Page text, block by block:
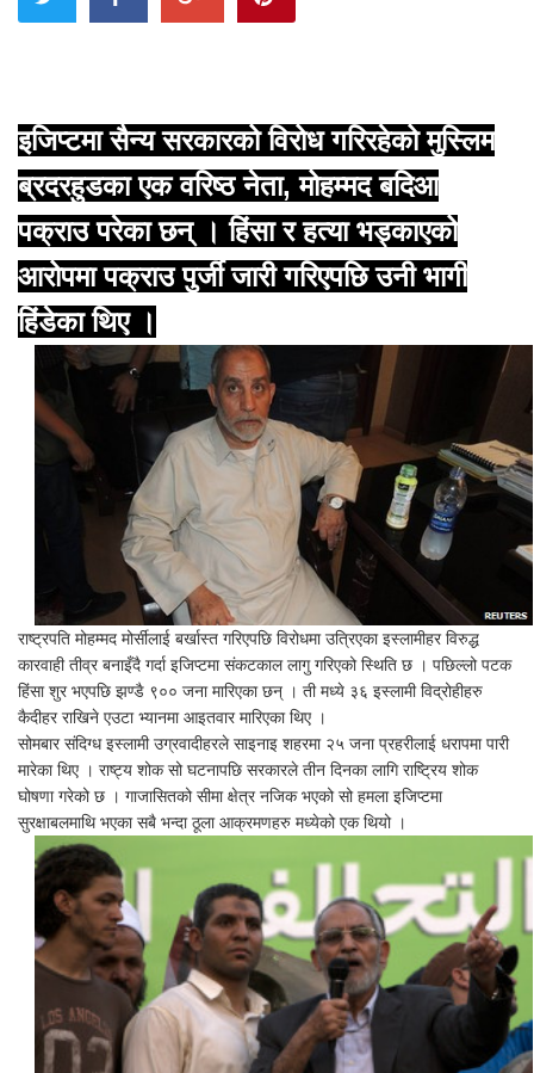
इजिप्टमा सैन्य सरकारको विरोध गरिरहेको मुस्लिम
ब्रदरहुडका एक वरिष्ठ नेता, मोहम्मद बदिआ
पक्राउ परेका छन् । हिंसा र हत्या भड्काएको
आरोपमा पक्राउ पुर्जी जारी गरिएपछि उनी भागी
हिंडेका थिए ।
राष्ट्रपति मोहम्मद मोर्सीलाई बर्खास्त गरिएपछि विरोधमा उत्रिएका इस्लामीहर विरुद्ध
कारवाही तीव्र बनाइँदै गर्दा इजिप्टमा संकटकाल लागु गरिएको स्थिति छ । पछिल्लो पटक
हिंसा शुर भएपछि झण्डै ९०० जना मारिएका छन् । ती मध्ये ३६ इस्लामी विद्रोहीहरु
कैदीहर राखिने एउटा भ्यानमा आइतवार मारिएका थिए ।
सोमबार संदिग्ध इस्लामी उग्रवादीहरले साइनाइ शहरमा २५ जना प्रहरीलाई धरापमा पारी
मारेका थिए । राष्ट्य शोक सो घटनापछि सरकारले तीन दिनका लागि राष्ट्रिय शोक
घोषणा गरेको छ । गाजासितको सीमा क्षेत्र नजिक भएको सो हमला इजिप्टमा
सुरक्षाबलमाथि भएका सबै भन्दा ठूला आक्रमणहरु मध्येको एक थियो ।